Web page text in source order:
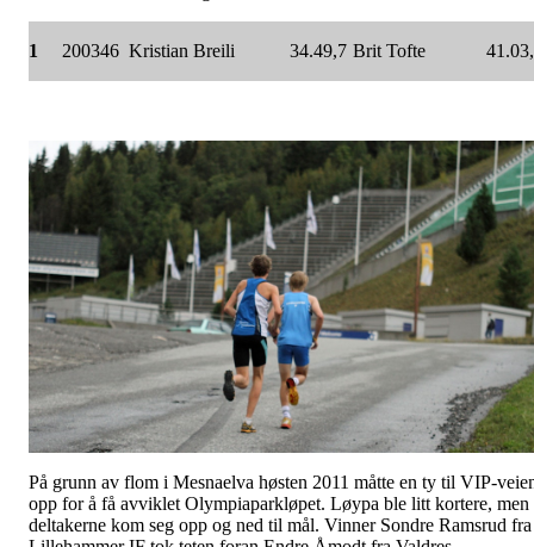
1 200346 Kristian Breili 34.49,7 Brit Tofte
På grunn av flom i Mesnaelva høsten 2011 måtte en ty til VIP-
opp for å få avviklet Olympiaparkløpet. Løypa ble litt kortere, men
deltakerne kom seg opp og ned til mål. Vinner Sondre Ramsrud fra